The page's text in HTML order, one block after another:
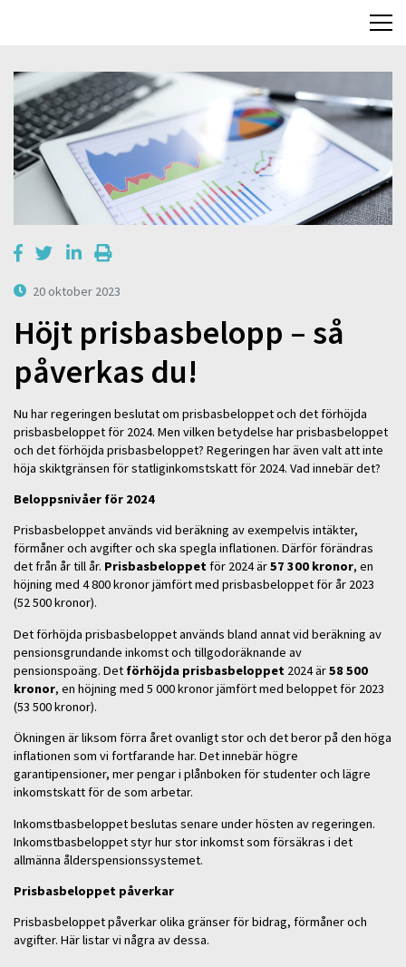
20 oktober 2023
Höjt prisbasbelopp – så
påverkas du!
Nu har regeringen beslutat om prisbasbeloppet och det förhöjda
prisbasbeloppet för 2024. Men vilken betydelse har prisbasbeloppet
och det förhöjda prisbasbeloppet? Regeringen har även valt att inte
höja skiktgränsen för statliginkomstskatt för 2024. Vad innebär det?
Beloppsnivåer för 2024
Prisbasbeloppet används vid beräkning av exempelvis intäkter,
förmåner och avgifter och ska spegla inflationen. Därför förändras
det från år till år. Prisbasbeloppetför 2024 är57 300 kronor, en
höjning med 4 800 kronor jämfört med prisbasbeloppet för år 2023
(52 500 kronor).
Det förhöjda prisbasbeloppet används bland annat vid beräkning av
pensionsgrundande inkomst och tillgodoräknande av
pensionspoäng. Det förhöjda prisbasbeloppet 2024 är58 500
kronor, en höjning med 5 000 kronor jämfört med beloppet för 2023
(53 500 kronor).
Ökningen är liksom förra året ovanligt stor och det beror på den höga
inflationen som vi fortfarande har. Det innebär högre
garantipensioner, mer pengar i plånboken för studenter och lägre
inkomstskatt för de som arbetar.
Inkomstbasbeloppet beslutas senare under hösten av regeringen.
Inkomstbasbeloppet styr hur stor inkomst som försäkras i det
allmänna ålderspensionssystemet.
Prisbasbeloppet påverkar
Prisbasbeloppet påverkar olika gränser för bidrag, förmåner och
avgifter. Här listar vi några av dessa.